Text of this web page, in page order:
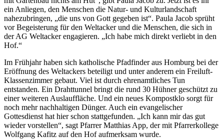
ein Anliegen, den Menschen die Natur- und Kulturlandschaft
nahezubringen, „die uns von Gott gegeben ist“. Paula Jacob sprüht
vor Begeisterung für den Weltacker und die Menschen, die sich in
der AG Weltacker engagieren. „Ich habe mich direkt verliebt in den
Hof.“
Im Frühjahr haben sich katholische Pfadfinder aus Homburg bei der
Eröffnung des Weltackers beteiligt und unter anderem ein Freiluft-
Klassenzimmer gebaut. Viel ist durch ehrenamtliches Tun
entstanden. Ein Drahttunnel bringt die rund 30 Hühner geschützt zu
einer weiteren Auslauffläche. Und ein neues Kompostklo sorgt für
noch mehr nachhaltigen Dünger. Auch ein evangelischer
Gottesdienst hat hier schon stattgefunden. „Ich kann mir das gut
wieder vorstellen“, sagt Pfarrer Matthias App, der mit Pfarrerkollege
Wolfgang Kafitz auf den Hof aufmerksam wurde.